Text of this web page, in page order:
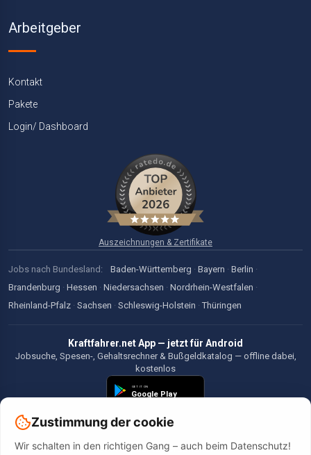
Arbeitgeber
Kontakt
Pakete
Login/ Dashboard
Auszeichnungen & Zertifikate
Jobs nach Bundesland: Baden-Württemberg · Bayern · Berlin ·
Brandenburg · Hessen · Niedersachsen · Nordrhein-Westfalen ·
Rheinland-Pfalz · Sachsen · Schleswig-Holstein · Thüringen
Kraftfahrer.net App — jetzt für Android
Jobsuche, Spesen-, Gehaltsrechner & Bußgeldkatalog — offline dabei,
kostenlos
©2026 Kraftfahrer.net. Alle Rechte vorbehalten.
Zustimmung der cookie
Wir schalten in den richtigen Gang – auch beim Datenschutz!